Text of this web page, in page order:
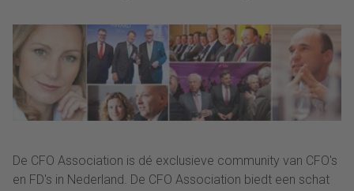
De CFO Association is dé exclusieve community van CFO's
en FD's in Nederland. De CFO Association biedt een schat